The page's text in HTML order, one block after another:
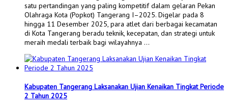
satu pertandingan yang paling kompetitif dalam gelaran Pekan
Olahraga Kota (Popkot) Tangerang I–2025. Digelar pada 8
hingga 11 Desember 2025, para atlet dari berbagai kecamatan
di Kota Tangerang beradu teknik, kecepatan, dan strategi untuk
meraih medali terbaik bagi wilayahnya …
Kabupaten Tangerang Laksanakan Ujian Kenaikan Tingkat Periode
2 Tahun 2025